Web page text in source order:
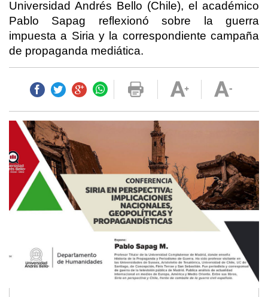
Universidad Andrés Bello (Chile), el académico
Pablo Sapag reflexionó sobre la guerra
impuesta a Siria y la correspondiente campaña
de propaganda mediática.